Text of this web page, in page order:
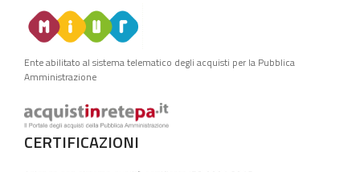
Ente abilitato al sistema telematico degli acquisti per la Pubblica
Amministrazione
CERTIFICAZIONI